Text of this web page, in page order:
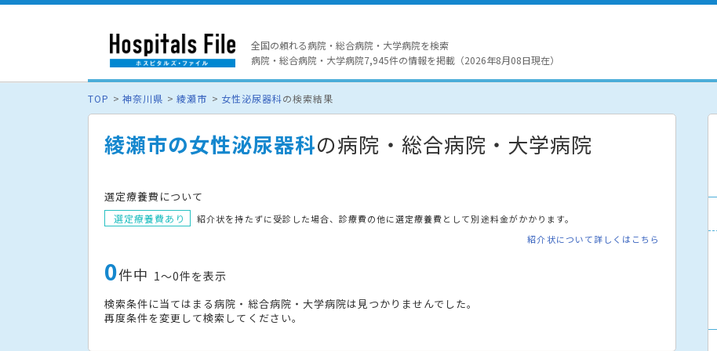
全国の頼れる病院・総合病院・大学病院を検索
病院・総合病院・大学病院7,945件の情報を掲載（2026年8月08日現在）
TOP 神奈川県 綾瀬市 女性泌尿器科の検索結果
綾瀬市の女性泌尿器科の病院・総合病院・大学病院
選定療養費について
選定療養費あり
紹介状を持たずに受診した場合、診療費の他に選定療養費として別途料金がかかります。
紹介状について詳しくはこちら
0件中 1〜0件を表示
検索条件に当てはまる病院・総合病院・大学病院は見つかりませんでした。
再度条件を変更して検索してください。